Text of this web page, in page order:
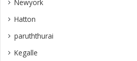
Newyork
Hatton
paruththurai
Kegalle